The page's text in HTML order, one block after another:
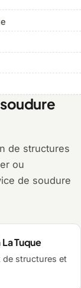
de structures
ou
de soudure
Tuque
de structures et